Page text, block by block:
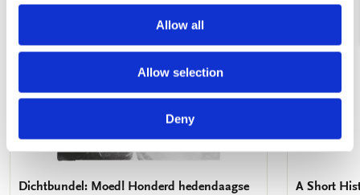
Allow all
Allow selection
Deny
Dichtbundel: Moed! Honderd hedendaagse
A Short